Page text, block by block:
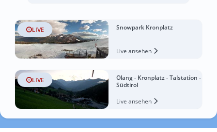
LIVE Snowpark Kronplatz
Live ansehen
LIVE
Olang - Kronplatz - Talstation -
Südtirol
Live ansehen